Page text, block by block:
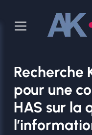
contenu
Recherche
pour une
HAS sur la